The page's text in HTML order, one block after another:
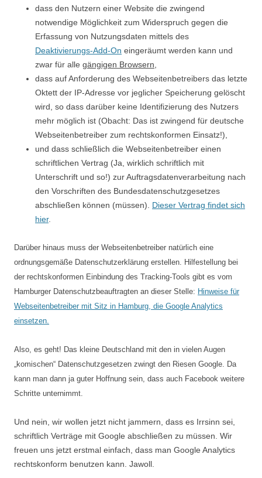
dass den Nutzern einer Website die zwingend
notwendige Möglichkeit zum Widerspruch gegen die
Erfassung von Nutzungsdaten mittels des
Deaktivierungs-Add-On eingeräumt werden kann und
zwar für alle gängigen Browsern,
dass auf Anforderung des Webseitenbetreibers das letzte
Oktett der IP-Adresse vor jeglicher Speicherung gelöscht
wird, so dass darüber keine Identifizierung des Nutzers
mehr möglich ist (Obacht: Das ist zwingend für deutsche
Webseitenbetreiber zum rechtskonformen Einsatz!),
und dass schließlich die Webseitenbetreiber einen
schriftlichen Vertrag (Ja, wirklich schriftlich mit
Unterschrift und so!) zur Auftragsdatenverarbeitung nach
den Vorschriften des Bundesdatenschutzgesetzes
abschließen können (müssen). Dieser Vertrag findet sich
hier.
Darüber hinaus muss der Webseitenbetreiber natürlich eine
ordnungsgemäße Datenschutzerklärung erstellen. Hilfestellung bei
der rechtskonformen Einbindung des Tracking-Tools gibt es vom
Hamburger Datenschutzbeauftragten an dieser Stelle: Hinweise für
Webseitenbetreiber mit Sitz in Hamburg, die Google Analytics
einsetzen.
Also, es geht! Das kleine Deutschland mit den in vielen Augen
„komischen“ Datenschutzgesetzen zwingt den Riesen Google. Da
kann man dann ja guter Hoffnung sein, dass auch Facebook weitere
Schritte unternimmt.
Und nein, wir wollen jetzt nicht jammern, dass es Irrsinn sei,
schriftlich Verträge mit Google abschließen zu müssen. Wir
freuen uns jetzt erstmal einfach, dass man Google Analytics
rechtskonform benutzen kann. Jawoll.